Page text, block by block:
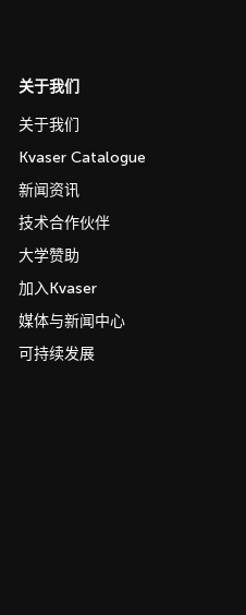
关于我们
关于我们
Kvaser Catalogue
新闻资讯
技术合作伙伴
大学赞助
加入Kvaser
媒体与新闻中心
可持续发展